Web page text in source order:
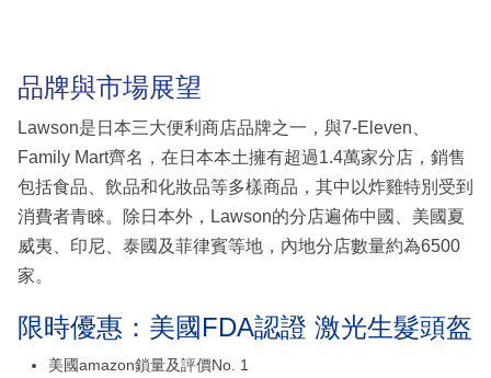
品牌與市場展望
Lawson是日本三大便利商店品牌之一，與7-Eleven、
Family Mart齊名，在日本本土擁有超過1.4萬家分店，銷售
包括食品、飲品和化妝品等多樣商品，其中以炸雞特別受到
消費者青睞。除日本外，Lawson的分店遍佈中國、美國夏
威夷、印尼、泰國及菲律賓等地，內地分店數量約為6500
家。
限時優惠：美國FDA認證 激光生髮頭盔
美國amazon鎖量及評價No. 1